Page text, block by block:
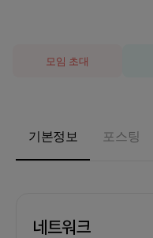
모임 초대
기본정보 포스팅
네트워크